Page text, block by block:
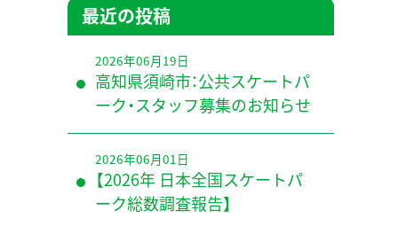
最近の投稿
2026年06月19日
高知県須崎市：公共スケートパ
ーク・スタッフ募集のお知らせ
2026年06月01日
【2026年 日本全国スケートパ
ーク総数調査報告】